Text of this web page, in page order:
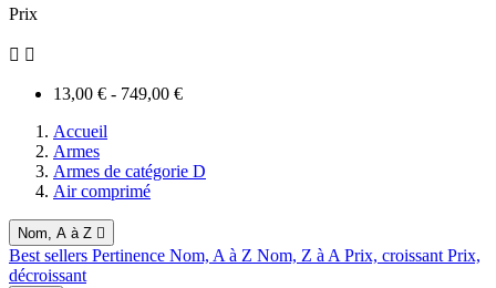
Prix
 
13,00 € - 749,00 €
Accueil
Armes
Armes de catégorie D
Air comprimé
Nom, A à Z 
Best sellers Pertinence Nom, A à Z Nom, Z à A Prix, croissant Prix,
décroissant